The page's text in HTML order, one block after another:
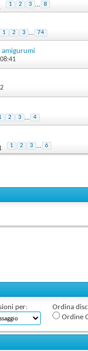
1 2 3 ... 8
1 2 3 ... 74
amigurumi
2 3 ... 4
1 2 3 ... 6
per:
Ordina
Ordine